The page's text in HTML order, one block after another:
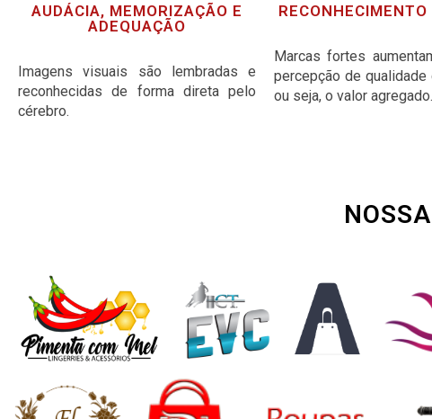
AUDÁCIA, MEMORIZAÇÃO E
ADEQUAÇÃO
Imagens visuais são lembradas e
reconhecidas de forma direta pelo
cérebro.
Marcas fortes
percepção de qualidade
ou seja, o valor agregado.